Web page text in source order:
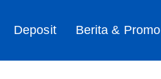
Deposit Berita & Promo